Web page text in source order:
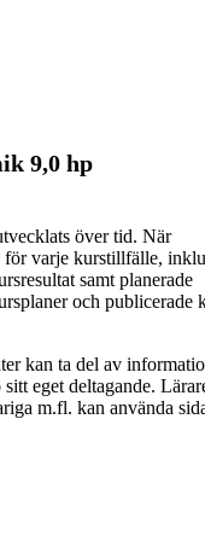
9,0 hp
över tid. När
för varje kurstillfälle,
samt planerade
och publicerade
kan ta del av
eget deltagande.
m.fl. kan använda